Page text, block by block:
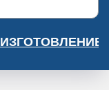
ИЗГОТОВЛЕНИЕ